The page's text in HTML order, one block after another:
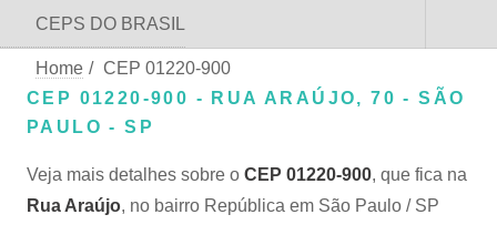
CEPS DO BRASIL
Home / CEP 01220-900
CEP 01220-900 - RUA ARAÚJO, 70 - SÃO
PAULO - SP
Veja mais detalhes sobre o CEP 01220-900, que fica na
Rua Araújo, no bairro República em São Paulo / SP